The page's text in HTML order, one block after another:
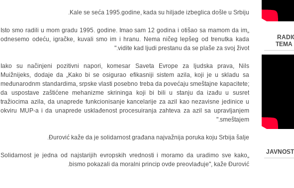
Kale se seća 1995.godine, kada su hiljade izbeglica došle u Srbiju.
„Isto smo radili u mom gradu 1995. godine. Imao sam 12 godina i otišao sa mamom da im
odnesemo odeću, igračke, kuvali smo im i hranu. Nema ničeg lepšeg od trenutka kada
vidite kad ljudi prestanu da se plaše za svoj život."
Iako su načinjeni pozitivni napori, komesar Saveta Evrope za ljudska prava, Nils
Muižnijeks, dodaje da „Kako bi se osigurao efikasniji sistem azila, koji je u skladu sa
međunarodnm standardima, srpske vlasti posebno treba da povećaju smeštajne kapacitete;
da uspostave zaštićene mehanizme skrininga koji bi bili u stanju da izađu u susret
tražiocima azila, da unaprede funkcionisanje kancelarije za azil kao nezavisne jedinice u
okviru MUP-a i da unaprede usklađenost procesuiranja zahteva za azil sa upravljanjem
smeštajem."
Đurović kaže da je solidarnost građana najvažnija poruka koju Srbija šalje.
„Solidarnost je jedna od najstarijih evropskih vrednosti i moramo da uradimo sve kako
bismo pokazali da moralni princip ovde preovlađuje", kaže Đurović.
TEMA